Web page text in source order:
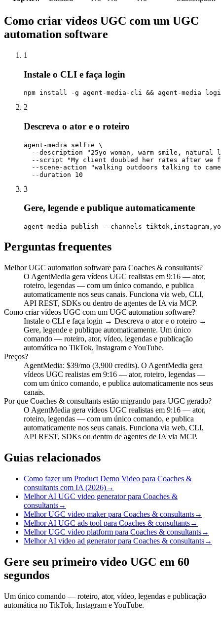
Como criar vídeos UGC com um UGC
automation software
1
Instale o CLI e faça login
npm install -g agent-media-cli && agent-media
2
Descreva o ator e o roteiro
agent-media selfie \
--description "25yo woman, warm smile, natural
--script "My client doubled her rates after we
--scene-action "walking outdoors talking to
  --duration 10
3
Gere, legende e publique automaticamente
agent-media publish --channels
Perguntas frequentes
Melhor UGC automation software para Coaches & consultants?
O AgentMedia gera vídeos UGC realistas em 9:16 — ator,
roteiro, legendas — com um único comando, e publica
automaticamente nos seus canais. Funciona via web, CLI,
API REST, SDKs ou dentro de agentes de IA via MCP.
Como criar vídeos UGC com um UGC automation software?
Instale o CLI e faça login → Descreva o ator e o roteiro →
Gere, legende e publique automaticamente. Um único
comando — roteiro, ator, vídeo, legendas e publicação
automática no TikTok, Instagram e YouTube.
Preços?
AgentMedia: $39/mo (3,900 credits). O AgentMedia gera
vídeos UGC realistas em 9:16 — ator, roteiro, legendas —
com um único comando, e publica automaticamente nos seus
canais.
Por que Coaches & consultants estão migrando para UGC gerado?
O AgentMedia gera vídeos UGC realistas em 9:16 — ator,
roteiro, legendas — com um único comando, e publica
automaticamente nos seus canais. Funciona via web, CLI,
API REST, SDKs ou dentro de agentes de IA via MCP.
Guias relacionados
Como fazer um Product Demo Video para Coaches &
consultants com IA (2026)→
Melhor AI UGC video generator para Coaches &
consultants→
Melhor UGC video maker para Coaches & consultants→
Melhor AI UGC ads tool para Coaches & consultants→
Melhor UGC video platform para Coaches & consultants→
Melhor AI video ad generator para Coaches & consultants→
Gere seu primeiro vídeo UGC em 60
segundos
Um único comando — roteiro, ator, vídeo, legendas e publicação
automática no TikTok, Instagram e YouTube.